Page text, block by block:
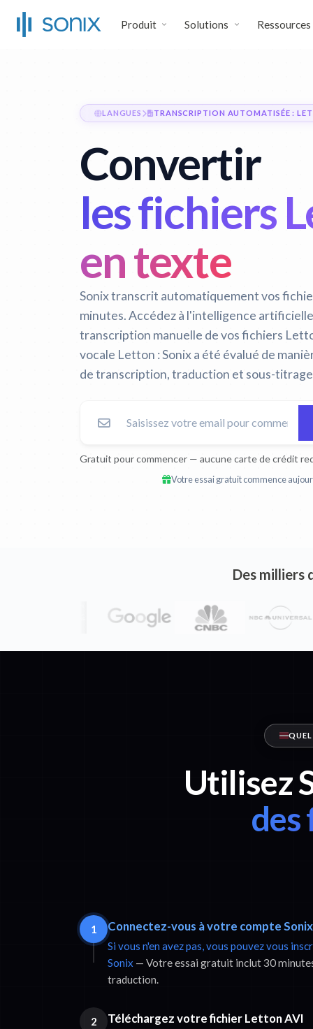
Produit Solutions Ressources
LANGUES TRANSCRIPTION AUTOMATISÉE :
Convertir
les fichiers
en texte
Sonix transcrit automatiquement vos
minutes. Accédez à l'intelligence
transcription manuelle de vos fichiers
vocale Letton :Sonix a été évalué de
de transcription, traduction et sous-
Gratuit pour commencer — aucune carte de crédit
Votre essai gratuit commence
Des milliers
Utilisez
des
1 Connectez-vous à votre compte Sonix
Si vous n'en avez pas, vous pouvez vous
Sonix — Votre essai gratuit inclut 30
traduction.
2 Téléchargez votre fichier Letton AVI